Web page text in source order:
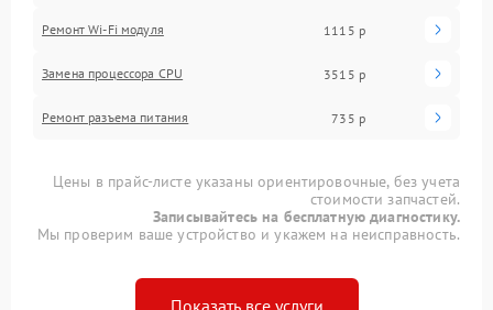
Ремонт Wi-Fi модуля 1115 р
Замена процессора CPU 3515 р
Ремонт разъема питания 735 р
Цены в прайс-листе указаны ориентировочные, без учета
стоимости запчастей.
Записывайтесь на бесплатную диагностику.
Мы проверим ваше устройство и укажем на неисправность.